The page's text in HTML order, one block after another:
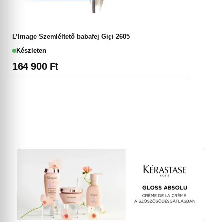
L’Image Szemléltető babafej Gigi 2605
Készleten
164 900 Ft